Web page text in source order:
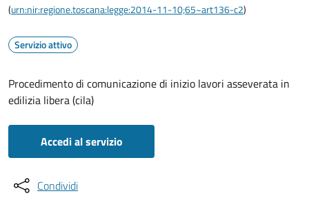
(urn:nir:regione.toscana:legge:2014-11-10;65~art136-c2)
Servizio attivo
Procedimento di comunicazione di inizio lavori asseverata in
edilizia libera (cila)
Accedi al servizio
Condividi